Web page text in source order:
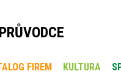
FIREM KULTURA